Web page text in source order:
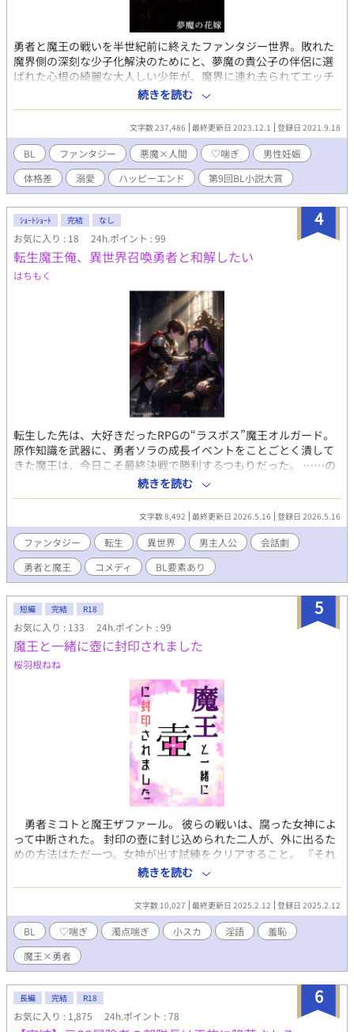
勇者と魔王の戦いを半世紀前に終えたファンタジー世界。敗れた
魔界側の深刻な少子化解決のためにと、夢魔の貴公子の伴侶に選
ばれた心根の綺麗な大人しい少年が、魔界に連れ去られてエッチ
の限りを尽くされて赤ちゃんをたくさん産むことになる話（身も
蓋もないあらすじ）実際赤ちゃんを産んだりするのでご注意くだ
さい。 目指すは官能小説＋♡喘ぎ。全編R18、挿入表現有りの回
には＃付き。サブカップルとして百合夫婦が時々顔を出します。
※12/1 ちょっと遅くなりましたが、番外編完結しました(´▽｀)
久し振りで楽しかったです！ ご愛顧ありがとうございました。二
人をイチャコラさせたくなったらまた更新します。
続きを読む
文字数 237,486 最終更新日 2023.12.1 登録日 2021.9.18
BL ファンタジー 悪魔×人間 ♡喘ぎ
男性妊娠
体格差
溺愛 ハッピーエンド 第9回BL小説大賞
4
ｼｮｰﾄｼｮｰﾄ 完結 なし
お気に入り : 18 24h.ポイント : 99
転生魔王俺、異世界召喚勇者と和解したい
はちもく
転生した先は、大好きだったRPGの“ラスボス”魔王オルガード。
原作知識を武器に、勇者ソラの成長イベントをことごとく潰して
きた魔王は、今日こそ最終決戦で勝利するつもりだった。 ……の
だが。 目の前の勇者は、なぜか魔王の行動を先読みし、対策を完
璧に整えてくる。 ゲーム知識だけでは説明できない奇妙な動き
に、魔王は困惑しっぱなし。 さらに、魔王軍の切り札も次々と潰
され、ついには“勇者の本当のチート能力”が明らかになり―― 二
人の戦いは、もはや「世界の命運」より「どうやって話を終わら
せるか」の知恵比べに。 果たして勇者は元の世界へ帰れるのか？
魔王は平和な魔界を守り切れるのか？ そして、二人の奇妙な関係
はどこへ向かうのか――。 ゲーム知識×転生×メタ会話が炸裂す
る、 ハイテンポコメディ・ファンタジー。
続きを読む
文字数 8,492 最終更新日 2026.5.16 登録日 2026.5.16
ファンタジー 転生 異世界 男主人公
会話劇
勇者と魔王
コメディ BL要素あり
5
短編 完結 R18
お気に入り : 133 24h.ポイント : 99
魔王と一緒に壺に封印されました
桜羽根ねね
勇者ミコトと魔王ザファール。 彼らの戦いは、腐った女神によ
って中断された。 封印の壺に封じ込められた二人が、外に出るた
めの方法はただ一つ。女神が出す試練をクリアすること。 『それ
じゃあブチュッとキスをしてくださいますこと？』 「嫌だ！」
「断る！」 果たして勇者と魔王は女神の試練()を無事に終える
ことができるのか──。 腐女神による○○しないと出られない部
屋ならぬ出られない壺です。ファンタジーなので好き勝手にすけ
べに書いてます♡ 人外要素はとっても薄味。 短編集から独立させ
ました。 何でも美味しく食べる方向けです！
続きを読む
文字数 10,027 最終更新日 2025.2.12 登録日 2025.2.12
BL ♡喘ぎ 濁点喘ぎ 小スカ 淫語
羞恥
魔王×勇者
6
長編 完結 R18
お気に入り : 1,875 24h.ポイント : 78